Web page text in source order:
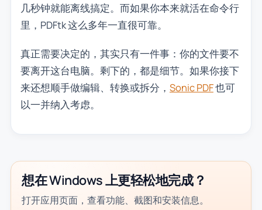
几秒钟就能离线搞定。而如果你本来就活在命令行
里，PDFtk 这么多年一直很可靠。
真正需要决定的，其实只有一件事：你的文件要不
要离开这台电脑。剩下的，都是细节。如果你接下
来还想顺手做编辑、转换或拆分， Sonic PDF也可
以一并纳入考虑。
想在 Windows 上更轻松地完成？
打开应用页面，查看功能、截图和安装信息。